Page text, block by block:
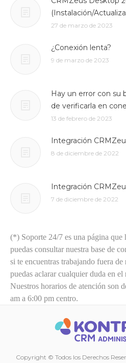
(Instalación/
27 de marzo de 2023
¿Conexión lenta?
9 de marzo de 2023
Hay un error con su
de verificarla en
13 de febrero de 2023
Integración
8 de diciembre de 2022
Integración
7 de diciembre de 2022
(*) Soporte 24/7 es una página que
puedas consultar nuestra base de
si te encuentras trabajando fuera
puedas aclarar cualquier duda en
Nuestros horarios de atención son
am a 6:00 pm centro.
Copyright © Todos los Derechos